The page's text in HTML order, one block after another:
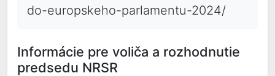
do-europskeho-parlamentu-2024/
Informácie pre voliča a rozhodnutie
predsedu NRSR